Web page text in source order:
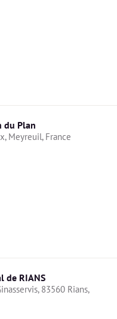
du Plan
Meyreuil, France
de RIANS
83560 Rians,